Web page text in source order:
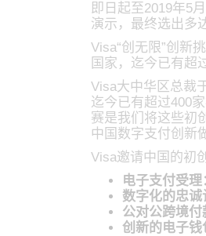
即日起至2019年5
演示，最终选出多
Visa“创无限”创新
国家，迄今已有超
Visa大中华区总裁
迄今已有超过400
赛是我们将这些初
中国数字支付创新
Visa邀请中国的初
电子支付受理
数字化的忠诚
公对公跨境付
创新的电子钱